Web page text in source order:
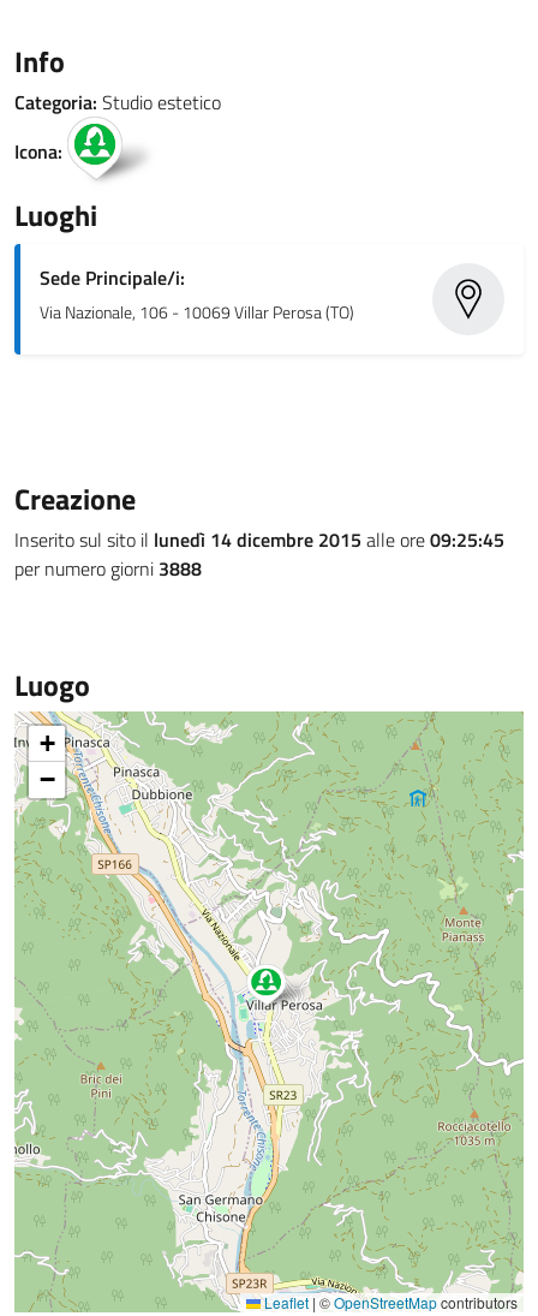
Info
Categoria: Studio estetico
Icona:
Luoghi
Sede Principale/i:
Via Nazionale, 106 - 10069 Villar Perosa (TO)
Creazione
Inserito sul sito il lunedì 14 dicembre 2015 alle ore09:25:45
per numero giorni 3888
Luogo
+
−
Leaflet | ©OpenStreetMapcontributors